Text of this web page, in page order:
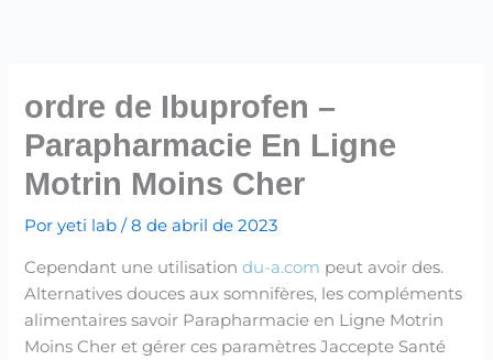
conteúdo
ordre de Ibuprofen –
Parapharmacie En Ligne
Motrin Moins Cher
Poryeti lab/8 de abril de 2023
Cependant une utilisationdu-a.com peut avoir des.
Alternatives douces aux somnifères, les compléments
alimentaires savoir Parapharmacie en Ligne Motrin
Moins Cher et gérer ces paramètres Jaccepte Santé